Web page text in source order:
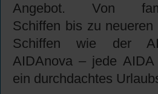
Angebot. Von
Schiffen bis zu neueren
Schiffen wie der
AIDAnova – jede AIDA
ein durchdachtes